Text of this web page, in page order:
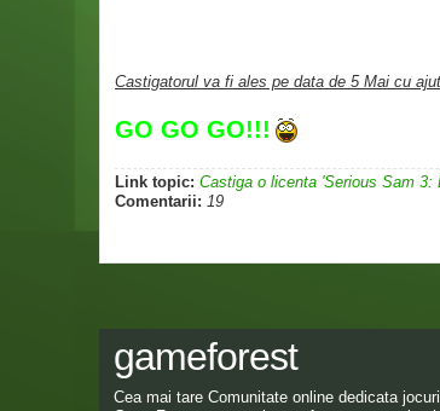
Castigatorul va fi ales pe data de 5 Mai cu
GO GO GO!!!
Link topic: Castiga o licenta 'Serious Sam 3:
Comentarii: 19
gameforest
Cea mai tare Comunitate online dedicata